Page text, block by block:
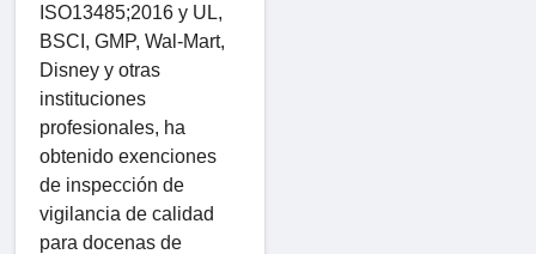
ISO13485;2016 y UL,
BSCI, GMP, Wal-Mart,
Disney y otras
instituciones
profesionales, ha
obtenido exenciones
de inspección de
vigilancia de calidad
para docenas de